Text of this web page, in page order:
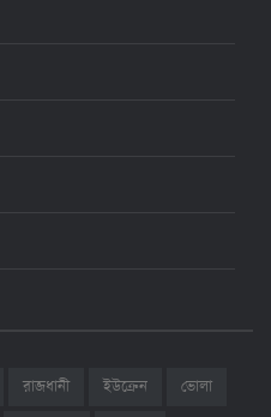
রাজধানী ইউক্রেন
ভোলা